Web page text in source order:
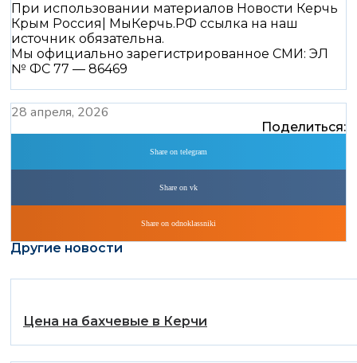
При использовании материалов Новости Керчь
Крым Россия| МыКерчь.РФ ссылка на наш
источник обязательна.
Мы официально зарегистрированное СМИ: ЭЛ
№ ФС 77 — 86469
28 апреля, 2026
Поделиться:
Share on telegram
Share on vk
Share on odnoklassniki
Другие новости
Цена на бахчевые в Керчи